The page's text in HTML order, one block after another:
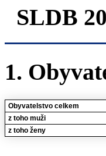
SLDB
1.
Obyvatelstvo celkem
z toho muži
z toho ženy